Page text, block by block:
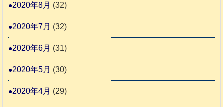
2020年8月 (32)
2020年7月 (32)
2020年6月 (31)
2020年5月 (30)
2020年4月 (29)